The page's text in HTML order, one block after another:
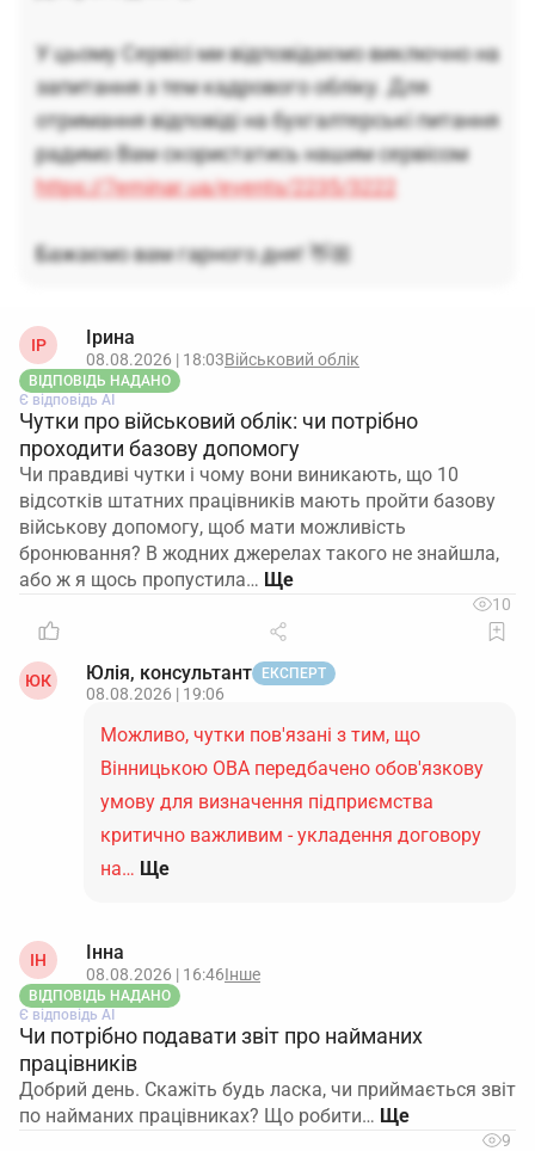
У цьому Сервісі ми відповідаємо виключно на
запитання з тем кадрового обліку. Для
отримання відповіді на бухгалтерські питання
радимо Вам скористатись нашим сервісом
https://7eminar.ua/events/2235/3222
Бажаємо вам гарного дня! 👋🏼
ІР Ірина
08.08.2026 | 18:03Військовий облік
ВІДПОВІДЬ НАДАНО
Є відповідь АІ
Чутки про військовий облік: чи потрібно
проходити базову допомогу
Чи правдиві чутки і чому вони виникають, що 10
відсотків штатних працівників мають пройти базову
військову допомогу, щоб мати можливість
бронювання? В жодних джерелах такого не знайшла,
або ж я щось пропустила…
10
ЮК Юлія, консультант ЕКСПЕРТ
08.08.2026 | 19:06
Можливо, чутки пов'язані з тим, що
Вінницькою ОВА передбачено обов'язкову
умову для визначення підприємства
критично важливим - укладення договору
на… Ще
ІН Інна
08.08.2026 | 16:46Інше
ВІДПОВІДЬ НАДАНО
Є відповідь АІ
Чи потрібно подавати звіт про найманих
працівників
Добрий день. Скажіть будь ласка, чи приймається звіт
по найманих працівниках? Що робити…
9